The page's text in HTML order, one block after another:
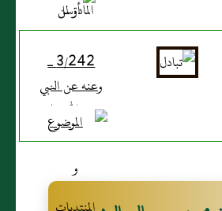
3/242 ـ
وعنه عن النبي
صلى الله عليه
وسلم قال : ((
فتبين زناها
فليجلدها الحد